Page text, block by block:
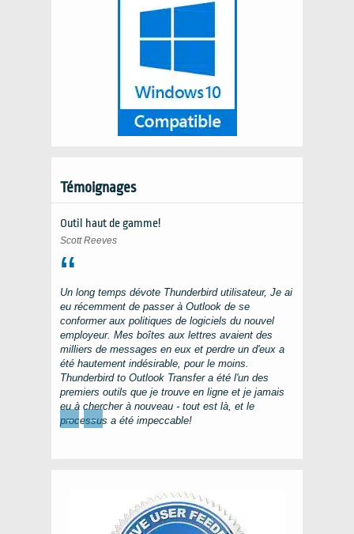
Témoignages
Outil haut de gamme!
Scott Reeves
Un long temps dévote Thunderbirdutilisateur, Je ai
eu récemment de passer à Outlook de se
conformer aux politiques de logiciels du nouvel
employeur. Mes boîtes aux lettres avaient des
milliers de messages en eux et perdre un d'eux a
été hautement indésirable, pour le moins.
Thunderbird to Outlook Transfera été l'un des
premiers outils que je trouve en ligne et je jamais
eu à chercher à nouveau - tout est là, et le
processus a été impeccable!
← →